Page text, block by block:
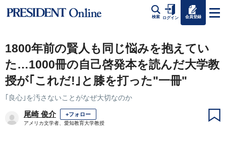
検索 ログイン 会員登録
1800年前の賢人も同じ悩みを抱えてい
た…1000冊の自己啓発本を読んだ大学教
授が｢これだ!｣と膝を打った"一冊"
｢良心｣を汚さないことがなぜ大切なのか
尾崎 俊介 +フォロー
アメリカ文学者、愛知教育大学教授